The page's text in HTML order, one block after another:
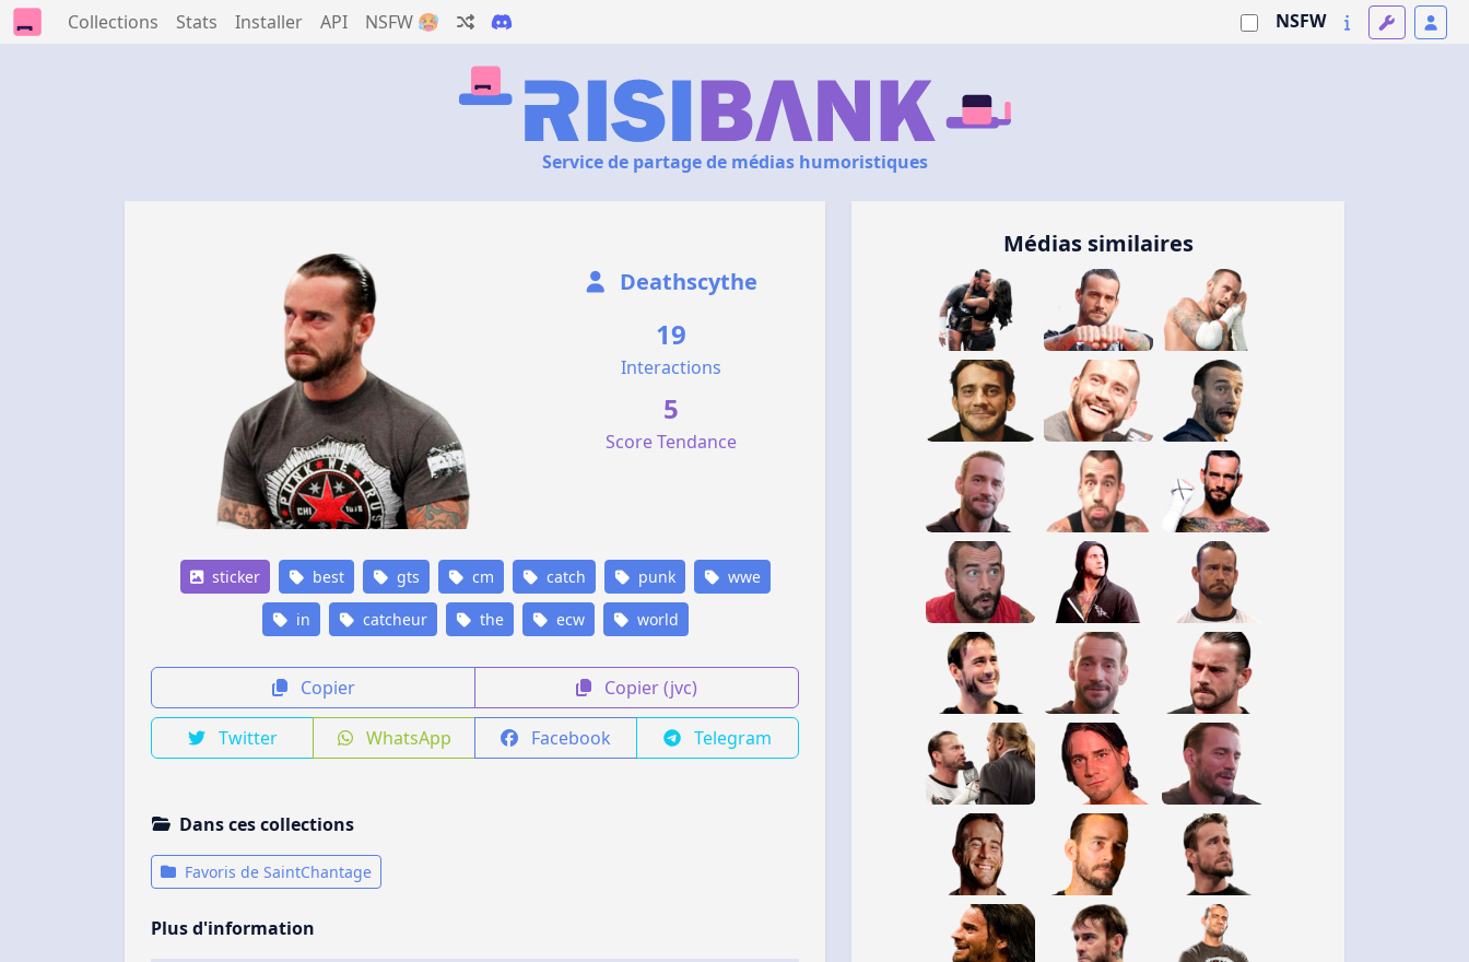
Collections Stats Installer API NSFW 🥵 NSFW
Service de partage de médias humoristiques
Deathscythe
19
Interactions
5
Score Tendance
sticker best gts cm catch punk wwe
in catcheur the ecw world
Copier Copier (jvc)
Twitter WhatsApp Facebook Telegram
Dans ces collections
Favoris de SaintChantage
Plus d'information
Médias similaires